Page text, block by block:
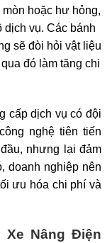
hoặc hư hỏng,
vụ. Các bánh
sẽ đòi hỏi vật liệu
đó làm tăng chi
cấp dịch vụ có đội
nghệ tiên tiến
nhưng lại đảm
doanh nghiệp nên
ưu hóa chi phí và
Nâng Điện